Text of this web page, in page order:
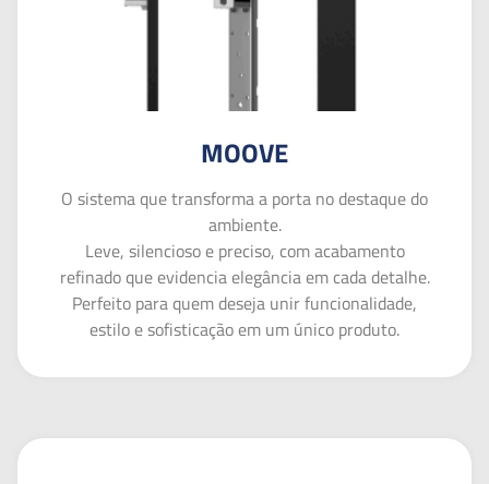
MOOVE
O sistema que transforma a porta no destaque do
ambiente.
Leve, silencioso e preciso, com acabamento
refinado que evidencia elegância em cada detalhe.
Perfeito para quem deseja unir funcionalidade,
estilo e sofisticação em um único produto.